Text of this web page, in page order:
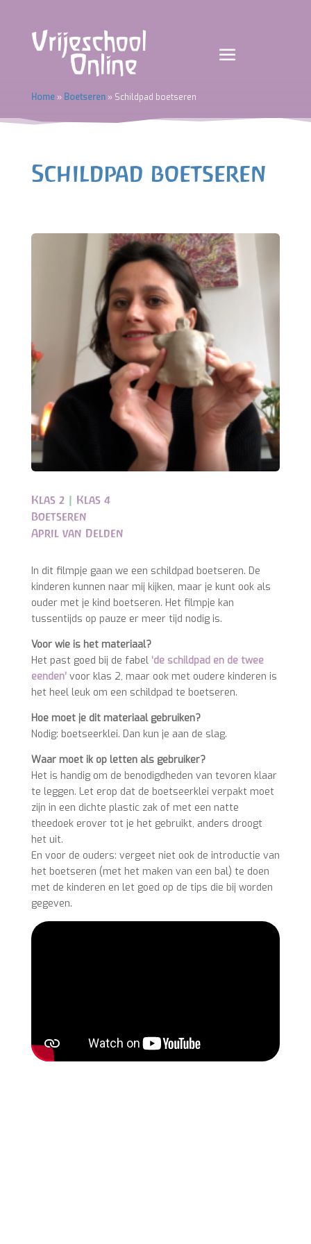
Home» Boetseren» Schildpad boetseren
Schildpad boetseren
Klas 2 | Klas 4
Boetseren
April van Delden
In dit filmpje gaan we een schildpad boetseren. De
kinderen kunnen naar mij kijken, maar je kunt ook als
ouder met je kind boetseren. Het filmpje kan
tussentijds op pauze er meer tijd nodig is.
Voor wie is het materiaal?
Het past goed bij de fabel ‘de schildpad en de twee
eenden’voor klas 2, maar ook met oudere kinderen is
het heel leuk om een schildpad te boetseren.
Hoe moet je dit materiaal gebruiken?
Nodig: boetseerklei. Dan kun je aan de slag.
Waar moet ik op letten als gebruiker?
Het is handig om de benodigdheden van tevoren klaar
te leggen. Let erop dat de boetseerklei verpakt moet
zijn in een dichte plastic zak of met een natte
theedoek erover tot je het gebruikt, anders droogt
het uit.
En voor de ouders: vergeet niet ook de introductie van
het boetseren (met het maken van een bal) te doen
met de kinderen en let goed op de tips die bij worden
gegeven.